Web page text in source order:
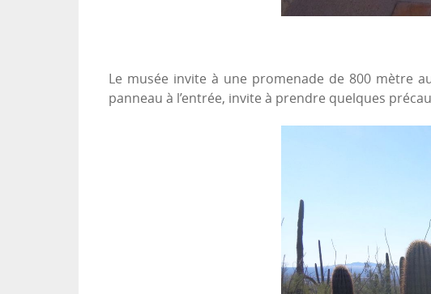
Le musée invite à une promenade de 800 mètre
panneau à l’entrée, invite à prendre quelques